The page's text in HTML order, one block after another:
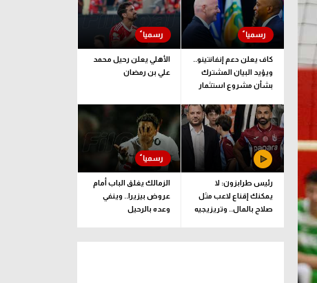
كاف يعلن دعم إنفانتينو..
ويؤيد البيان المشترك
بشأن مشروع استثمار
الأهلي يعلن رحيل محمد
علي بن رمضان
رئيس طرابزون: لا
يمكنك إقناع لاعب مثل
صلاح بالمال.. وتريزيجيه
الزمالك يغلق الباب أمام
عروض بيزيرا.. وينفي
وعده بالرحيل